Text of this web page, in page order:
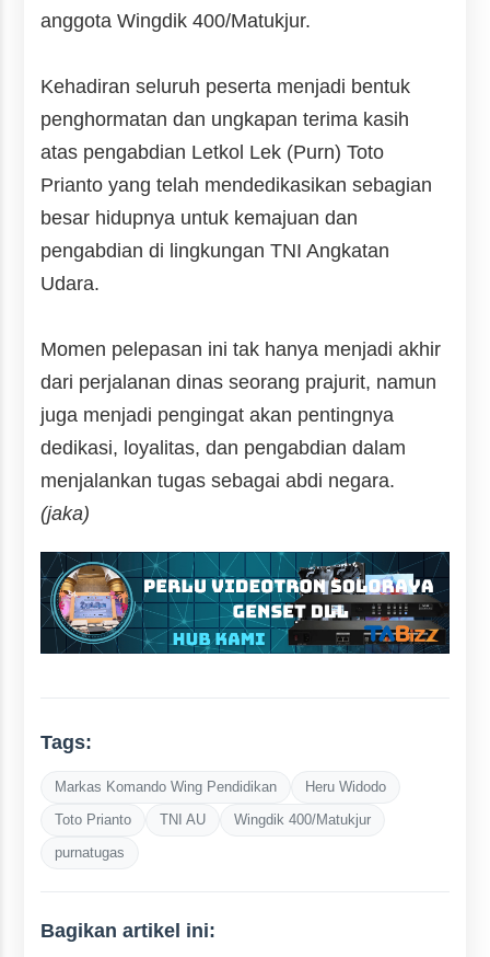
anggota Wingdik 400/Matukjur.
Kehadiran seluruh peserta menjadi bentuk
penghormatan dan ungkapan terima kasih
atas pengabdian Letkol Lek (Purn) Toto
Prianto yang telah mendedikasikan sebagian
besar hidupnya untuk kemajuan dan
pengabdian di lingkungan TNI Angkatan
Udara.
Momen pelepasan ini tak hanya menjadi akhir
dari perjalanan dinas seorang prajurit, namun
juga menjadi pengingat akan pentingnya
dedikasi, loyalitas, dan pengabdian dalam
menjalankan tugas sebagai abdi negara.
(jaka)
Tags:
Markas Komando Wing Pendidikan
Heru Widodo
Toto Prianto
TNI AU
Wingdik 400/Matukjur
purnatugas
Bagikan artikel ini: